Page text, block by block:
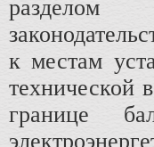
разделом
к местам
технической
границе